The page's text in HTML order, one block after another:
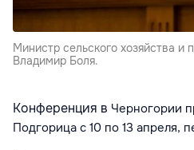
Министр сельского хозяйства
Владимир Боля.
Конференция в Черногории
Подгорица с 10 по 13 апреля,